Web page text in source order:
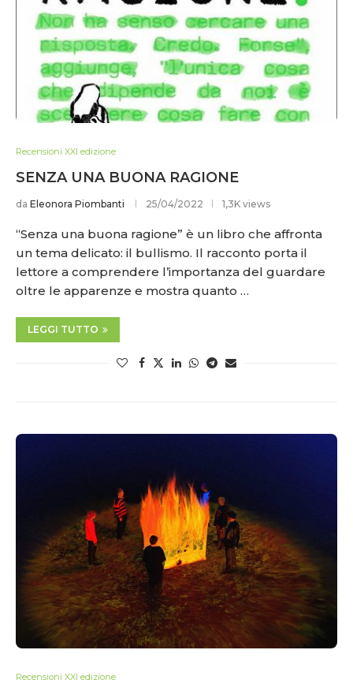
Recensioni XXI edizione
SENZA UNA BUONA RAGIONE
da Eleonora Piombanti 25/04/2022 1,3K views
“Senza una buona ragione” è un libro che affronta
un tema delicato: il bullismo. Il racconto porta il
lettore a comprendere l’importanza del guardare
oltre le apparenze e mostra quanto …
LEGGI TUTTO
Recensioni XXI edizione